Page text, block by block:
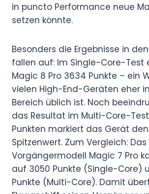
in puncto Performance neue
setzen könnte.
Besonders die Ergebnisse in
fallen auf: Im Single-Core-Test
Magic 8 Pro 3634 Punkte – ein
vielen High-End-Geräten eher
Bereich üblich ist. Noch
das Resultat im Multi-Core-Test:
Punkten markiert das Gerät
Spitzenwert. Zum Vergleich: Das
Vorgängermodell Magic 7 Pro
auf 3050 Punkte (Single-Core)
Punkte (Multi-Core). Damit